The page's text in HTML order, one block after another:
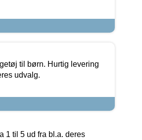
til børn. Hurtig levering
udvalg.
1 til 5 ud fra bl.a. deres